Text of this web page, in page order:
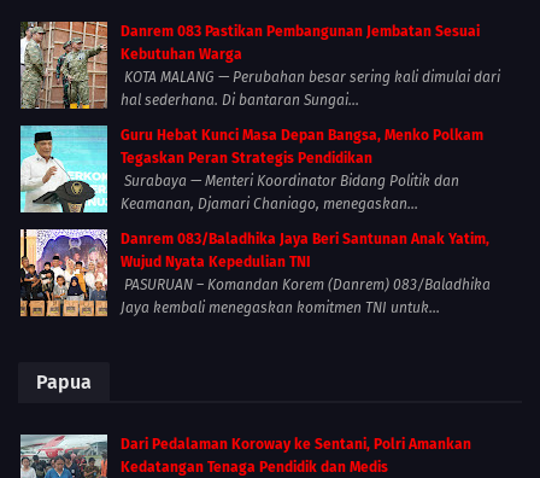
Danrem 083 Pastikan Pembangunan Jembatan Sesuai
Kebutuhan Warga
KOTA MALANG — Perubahan besar sering kali dimulai dari
hal sederhana. Di bantaran Sungai...
Guru Hebat Kunci Masa Depan Bangsa, Menko Polkam
Tegaskan Peran Strategis Pendidikan
Surabaya — Menteri Koordinator Bidang Politik dan
Keamanan, Djamari Chaniago, menegaskan...
Danrem 083/Baladhika Jaya Beri Santunan Anak Yatim,
Wujud Nyata Kepedulian TNI
PASURUAN – Komandan Korem (Danrem) 083/Baladhika
Jaya kembali menegaskan komitmen TNI untuk...
Papua
Dari Pedalaman Koroway ke Sentani, Polri Amankan
Kedatangan Tenaga Pendidik dan Medis